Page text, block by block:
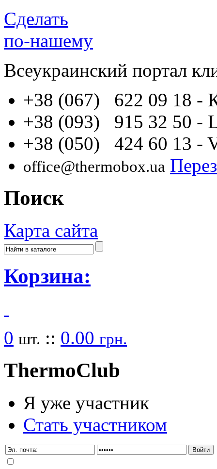
Сделать
по-нашему
Всеукраинский портал
+38 (067) 622 09 18 -
+38 (093) 915 32 50 -
+38 (050) 424 60 13 -
office@thermobox.ua
Поиск
Карта сайта
Корзина:
0 шт. :: 0.00 грн.
ThermoClub
Я уже участник
Стать участником